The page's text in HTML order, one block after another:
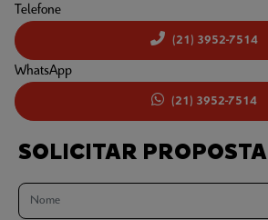
SOLICITAR PROPOSTA
Telefone
(21) 3952-7514
WhatsApp
(21) 3952-7514